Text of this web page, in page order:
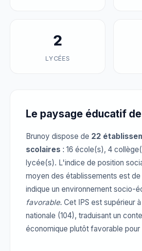
2
LYCÉES
Le paysage éducatif
Brunoy dispose de 22
scolaires : 16 école(s), 4
lycée(s). L'indice de position
moyen des établissements est de
indique un environnement socio-
favorable. Cet IPS est supérieur
nationale (104), traduisant un
économique plutôt favorable pour